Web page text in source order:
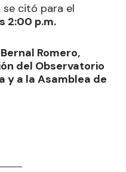
citó para el
2:00 p.m.
Romero,
del Observatorio
y a la Asamblea de